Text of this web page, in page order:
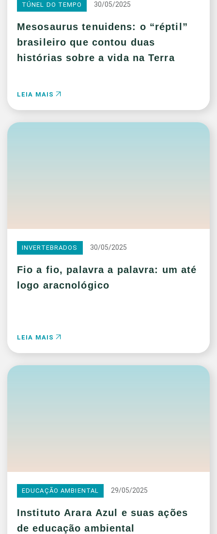
TÚNEL DO TEMPO 30/05/2025
Mesosaurus tenuidens: o “réptil”
brasileiro que contou duas
histórias sobre a vida na Terra
LEIA MAIS
INVERTEBRADOS 30/05/2025
Fio a fio, palavra a palavra: um até
logo aracnológico
LEIA MAIS
EDUCAÇÃO AMBIENTAL 29/05/2025
Instituto Arara Azul e suas ações
de educação ambiental